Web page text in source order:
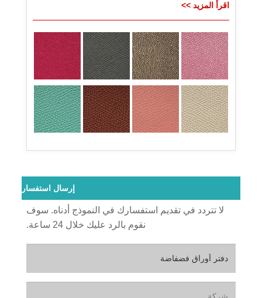
اقرأ المزيد >>
إرسال استفسار
لا تتردد في تقديم استفسارك في النموذج أدناه. سوف
نقوم بالرد عليك خلال 24 ساعة.